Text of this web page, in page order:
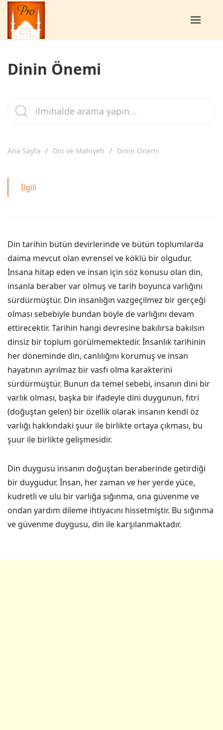
Dinin Önemi
Ana Sayfa Din ve Mahiyeti Dinin Önemi
İlgili
Din tarihin bütün devirlerinde ve bütün toplumlarda
daima mevcut olan evrensel ve köklü bir olgudur.
İnsana hitap eden ve insan için söz konusu olan din,
insanla beraber var olmuş ve tarih boyunca varlığını
sürdürmüştür. Din insanlığın vazgeçilmez bir gerçeği
olması sebebiyle bundan böyle de varlığını devam
ettirecektir. Tarihin hangi devresine bakılırsa bakılsın
dinsiz bir toplum görülmemektedir. İnsanlık tarihinin
her döneminde din, canlılığını korumuş ve insan
hayatının ayrılmaz bir vasfı olma karakterini
sürdürmüştür. Bunun da temel sebebi, insanın dini bir
varlık olması, başka bir ifadeyle dini duygunun, fıtri
(doğuştan gelen) bir özellik olarak insanın kendi öz
varlığı hakkındaki şuur ile birlikte ortaya çıkması, bu
şuur ile birlikte gelişmesidir.
Din duygusu insanın doğuştan beraberinde getirdiği
bir duygudur. İnsan, her zaman ve her yerde yüce,
kudretli ve ulu bir varlığa sığınma, ona güvenme ve
ondan yardım dileme ihtiyacını hissetmiştir. Bu sığınma
ve güvenme duygusu, din ile karşılanmaktadır.